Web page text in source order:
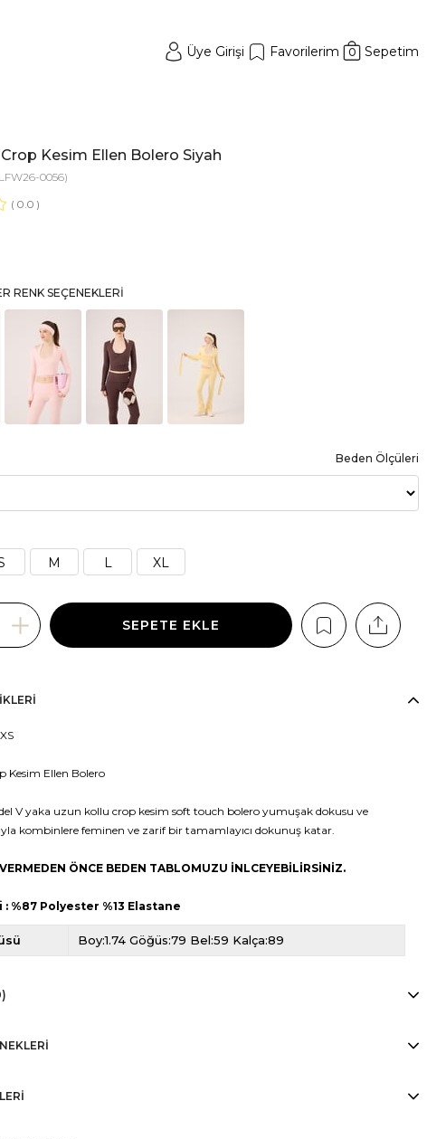
Üye Girişi Favorilerim Sepetim
0
Kesim Ellen Bolero Siyah
0056)
0.0
RENK SEÇENEKLERI
M L XL
Beden Ölçüleri
Kesim Ellen Bolero
V yaka uzun kollu crop kesim soft touch bolero yumuşak dokusu ve
kombinlere feminen ve zarif bir tamamlayıcı dokunuş katar.
ÖNCE BEDEN TABLOMUZU İNLCEYEBİLİRSİNİZ.
: %87 Polyester %13 Elastane
Boy:1.74 Göğüs:79 Bel:59 Kalça:89